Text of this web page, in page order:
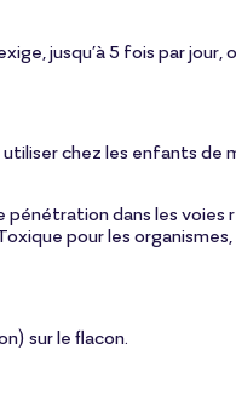
jusqu’à 5 fois par jour,
chez les enfants
dans les
pour les
sur le flacon.